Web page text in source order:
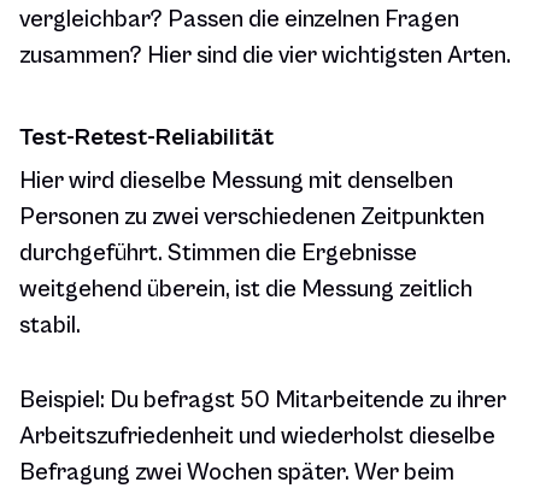
vergleichbar? Passen die einzelnen Fragen
zusammen? Hier sind die vier wichtigsten Arten.
Test-Retest-Reliabilität
Hier wird dieselbe Messung mit denselben
Personen zu zwei verschiedenen Zeitpunkten
durchgeführt. Stimmen die Ergebnisse
weitgehend überein, ist die Messung zeitlich
stabil.
Beispiel: Du befragst 50 Mitarbeitende zu ihrer
Arbeitszufriedenheit und wiederholst dieselbe
Befragung zwei Wochen später. Wer beim